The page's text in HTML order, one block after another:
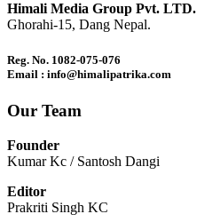
Himali Media Group Pvt. LTD.
Ghorahi-15, Dang Nepal.
Reg. No. 1082-075-076
Email : info@himalipatrika.com
Our Team
Founder
Kumar Kc / Santosh Dangi
Editor
Prakriti Singh KC